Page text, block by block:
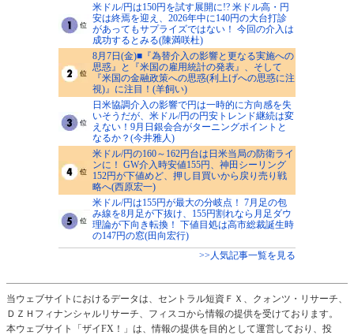
米ドル/円は150円を試す展開に!? 米ドル高・円
安は終焉を迎え、2026年中に140円の大台打診
があってもサプライズではない！ 今回の介入は
成功するとみる(陳満咲杜)
8月7日(金)■『為替介入の影響と更なる実施への
思惑』と『米国の雇用統計の発表』、そして
『米国の金融政策への思惑(利上げへの思惑に注
視)』に注目！(羊飼い)
日米協調介入の影響で円は一時的に方向感を失
いそうだが、米ドル/円の円安トレンド継続は変
えない！9月日銀会合がターニングポイントと
なるか？(今井雅人)
米ドル/円の160～162円台は日米当局の防衛ライ
ンに！ GW介入時安値155円、神田シーリング
152円が下値めど、押し目買いから戻り売り戦
略へ(西原宏一)
米ドル/円は155円が最大の分岐点！ 7月足の包
み線を8月足が下抜け、155円割れなら月足ダウ
理論が下向き転換！ 下値目処は高市総裁誕生時
の147円の窓(田向宏行)
>>人気記事一覧を見る
当ウェブサイトにおけるデータは、セントラル短資ＦＸ、クォンツ・リサーチ、
ＤＺＨフィナンシャルリサーチ、フィスコから情報の提供を受けております。
本ウェブサイト「ザイFX！」は、情報の提供を目的として運営しており、投